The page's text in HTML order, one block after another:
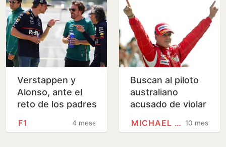
Verstappen y
Alonso, ante el
reto de los padres
4 meses
F1
Buscan al piloto
australiano
acusado de violar
de Michael
10 meses
MICHAEL SCHUMACHER